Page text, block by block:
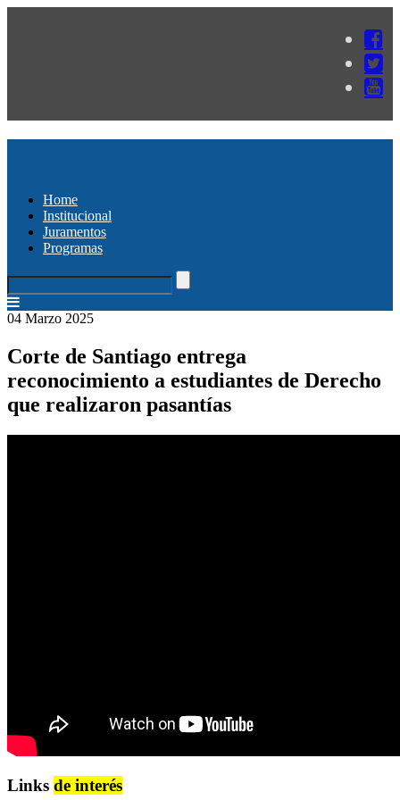
Home
Institucional
Juramentos
Programas
04 Marzo 2025
Corte de Santiago entrega
reconocimiento a estudiantes de Derecho
que realizaron pasantías
Links de interés